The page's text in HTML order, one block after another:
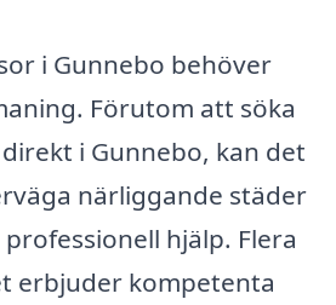
i Gunnebo behöver
Förutom att söka
i Gunnebo, kan det
närliggande städer
hjälp. Flera
erbjuder kompetenta